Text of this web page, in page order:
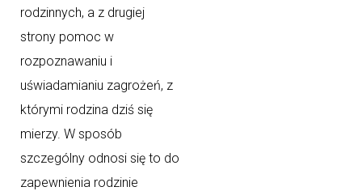
rodzinnych, a z drugiej
strony pomoc w
rozpoznawaniu i
uświadamianiu zagrożeń, z
którymi rodzina dziś się
mierzy. W sposób
szczególny odnosi się to do
zapewnienia rodzinie